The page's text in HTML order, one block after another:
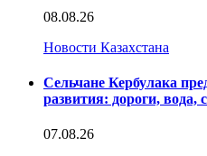
08.08.26
Новости Казахстана
Сельчане Кербулака
развития: дороги, вода,
07.08.26